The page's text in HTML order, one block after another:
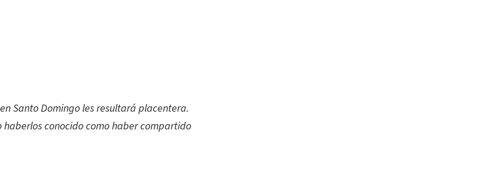
Santo Domingo les resultará placentera.
conocido como haber compartido